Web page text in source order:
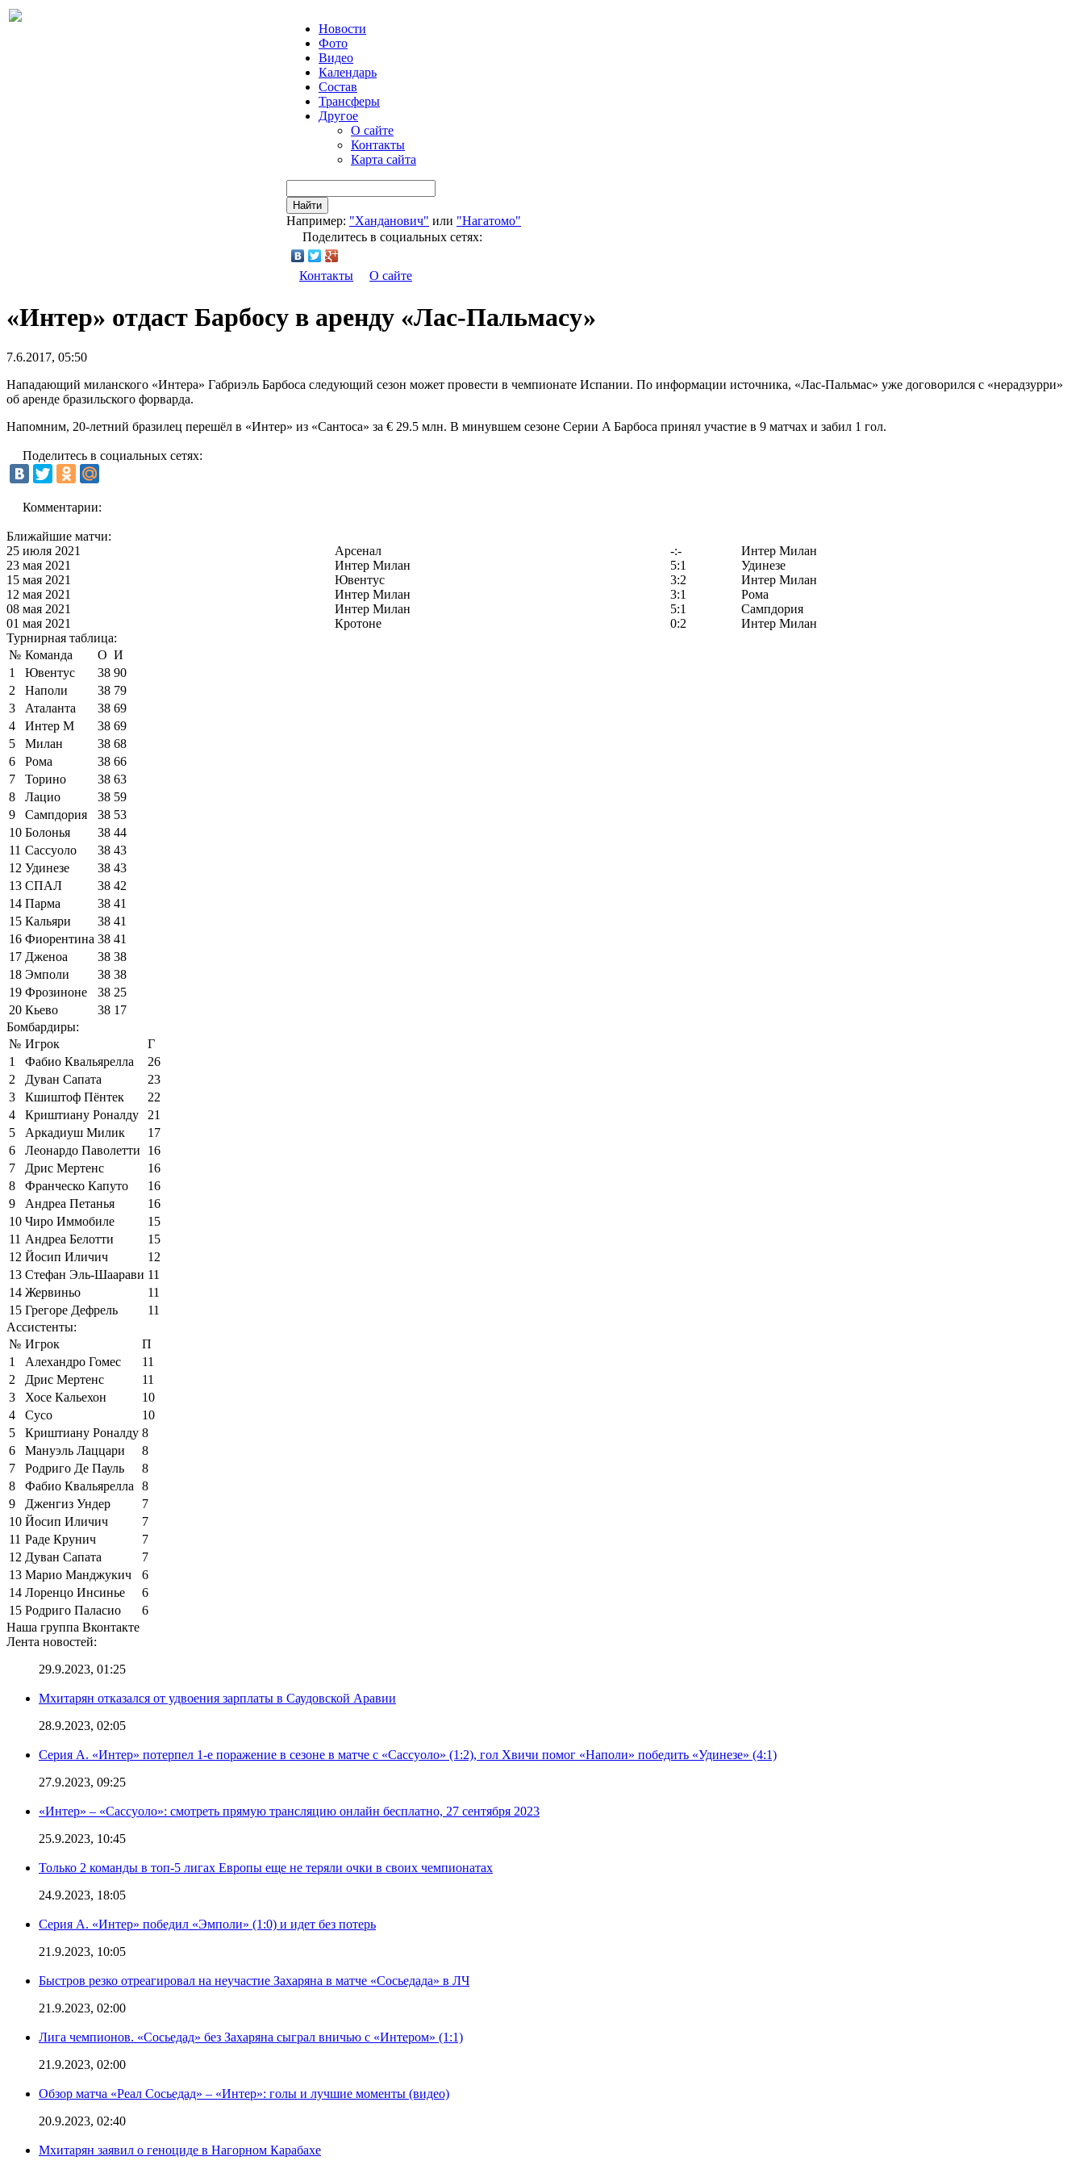
Новости
Фото
Видео
Календарь
Состав
Трансферы
Другое
О сайте
Контакты
Карта сайта
Найти
Например: "Ханданович" или "Нагатомо"
Поделитесь в социальных сетях:
Контакты О сайте
«Интер» отдаст Барбосу в аренду «Лас-Пальмасу»
7.6.2017, 05:50
Нападающий миланского «Интера» Габриэль Барбоса следующий сезон может провести в чемпионате Испании. По информации источника, «Лас-Пальмас» уже договорился с «нерадзурри»
об аренде бразильского форварда.
Напомним, 20-летний бразилец перешёл в «Интер» из «Сантоса» за € 29.5 млн. В минувшем сезоне Серии A Барбоса принял участие в 9 матчах и забил 1 гол.
Поделитесь в социальных сетях:
Комментарии:
Ближайшие матчи:
25 июля 2021
Арсенал -:-
Интер Милан
23 мая 2021
Интер Милан 5:1
Удинезе
15 мая 2021
Ювентус 3:2
Интер Милан
12 мая 2021
Интер Милан 3:1
Рома
08 мая 2021
Интер Милан 5:1
Сампдория
01 мая 2021
Кротоне 0:2
Интер Милан
Турнирная таблица:
№ Команда О И
1
Ювентус 38 90
2
Наполи 38 79
3
Аталанта 38 69
4
Интер М 38 69
5
Милан 38 68
6
Рома 38 66
7
Торино 38 63
8
Лацио 38 59
9
Сампдория 38 53
10 Болонья 38 44
11 Сассуоло 38 43
12 Удинезе 38 43
13 СПАЛ 38 42
14 Парма 38 41
15 Кальяри 38 41
16 Фиорентина 38 41
17 Дженоа 38 38
18 Эмполи 38 38
19 Фрозиноне 38 25
20 Кьево 38 17
Бомбардиры:
№ Игрок
Г
1
Фабио Квальярелла
26
2
Дуван Сапата
23
3
Кшиштоф Пёнтек
22
4
Криштиану Роналду
21
5
Аркадиуш Милик
17
6
Леонардо Паволетти
16
7
Дрис Мертенс
16
8
Франческо Капуто
16
9
Андреа Петанья
16
10 Чиро Иммобиле
15
11 Андреа Белотти
15
12 Йосип Иличич
12
13 Стефан Эль-Шаарави 11
14 Жервиньо
11
15 Грегоре Дефрель
11
Ассистенты:
№ Игрок
П
1
Алехандро Гомес
11
2
Дрис Мертенс
11
3
Хосе Кальехон
10
4
Сусо
10
5
Криштиану Роналду 8
6
Мануэль Лаццари
8
7
Родриго Де Пауль
8
8
Фабио Квальярелла
8
9
Дженгиз Ундер
7
10 Йосип Иличич
7
11 Раде Крунич
7
12 Дуван Сапата
7
13 Марио Манджукич
6
14 Лоренцо Инсинье
6
15 Родриго Паласио
6
Наша группа Вконтакте
Лента новостей:
29.9.2023, 01:25
Мхитарян отказался от удвоения зарплаты в Саудовской Аравии
28.9.2023, 02:05
Серия А. «Интер» потерпел 1-е поражение в сезоне в матче с «Сассуоло» (1:2), гол Хвичи помог «Наполи» победить «Удинезе» (4:1)
27.9.2023, 09:25
«Интер» – «Сассуоло»: смотреть прямую трансляцию онлайн бесплатно, 27 сентября 2023
25.9.2023, 10:45
Только 2 команды в топ-5 лигах Европы еще не теряли очки в своих чемпионатах
24.9.2023, 18:05
Серия А. «Интер» победил «Эмполи» (1:0) и идет без потерь
21.9.2023, 10:05
Быстров резко отреагировал на неучастие Захаряна в матче «Сосьедада» в ЛЧ
21.9.2023, 02:00
Лига чемпионов. «Сосьедад» без Захаряна сыграл вничью с «Интером» (1:1)
21.9.2023, 02:00
Обзор матча «Реал Сосьедад» – «Интер»: голы и лучшие моменты (видео)
20.9.2023, 02:40
Мхитарян заявил о геноциде в Нагорном Карабахе